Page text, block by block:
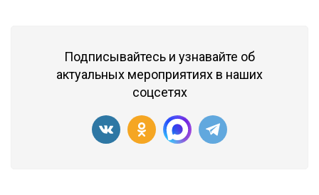
Подписывайтесь и узнавайте об
актуальных мероприятиях в наших
соцсетях